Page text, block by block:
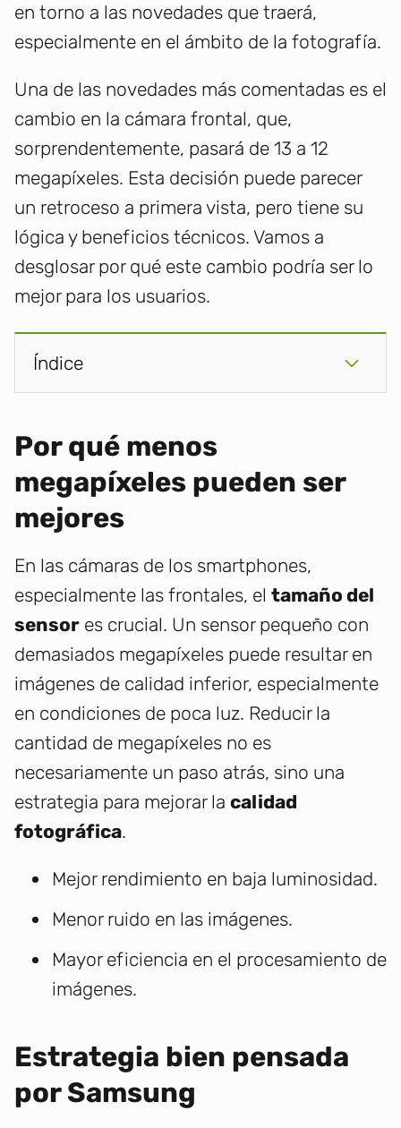
en torno a las novedades que traerá,
especialmente en el ámbito de la fotografía.
Una de las novedades más comentadas es el
cambio en la cámara frontal, que,
sorprendentemente, pasará de 13 a 12
megapíxeles. Esta decisión puede parecer
un retroceso a primera vista, pero tiene su
lógica y beneficios técnicos. Vamos a
desglosar por qué este cambio podría ser lo
mejor para los usuarios.
Índice
Por qué menos
megapíxeles pueden ser
mejores
En las cámaras de los smartphones,
especialmente las frontales, el tamaño del
sensor es crucial. Un sensor pequeño con
demasiados megapíxeles puede resultar en
imágenes de calidad inferior, especialmente
en condiciones de poca luz. Reducir la
cantidad de megapíxeles no es
necesariamente un paso atrás, sino una
estrategia para mejorar la calidad
fotográfica.
Mejor rendimiento en baja luminosidad.
Menor ruido en las imágenes.
Mayor eficiencia en el procesamiento de
imágenes.
Estrategia bien pensada
por Samsung